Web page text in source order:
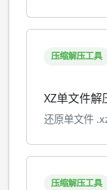
压缩解压工具
XZ单文件解
还原单文件
压缩解压工具